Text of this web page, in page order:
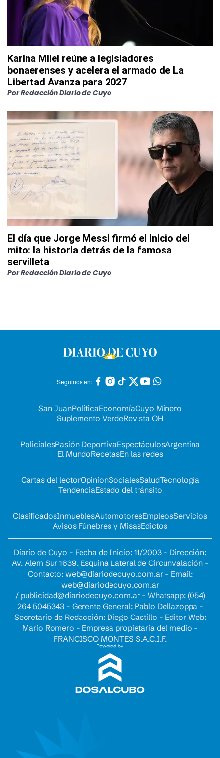
Karina Milei reúne a legisladores
bonaerenses y acelera el armado de La
Libertad Avanza para 2027
PorRedacción Diario de Cuyo
El día que Jorge Messi firmó el inicio del
mito: la historia detrás de la famosa
servilleta
PorRedacción Diario de Cuyo
Seguinos en:
San JuanPolíticaEconomíaCuyo Minero
Suplemento VerdeRevista OH
PolicialesPasión DeportivaEspectáculosArgentina
El MundoRecetasEn las redes
Cartas del lectorOpinionSocialesSaludTecnología
TendenciaEstado del tránsito
ClasificadosInmueblesAutomotoresEmpleosServicios
Avisos Fúnebres y MisasEdictos
Diario de Cuyo - Fecha de Inicio: 11/2003 - Dirección:
Av. Alem Sur 1639. Esquina Lateral de Circunvalación -
Contacto: web@diariodecuyo.com.ar- Email:
web@diariodecuyo.com.ar
/ publicidad@diariodecuyo.com.ar- Whatsapp: (054)
264 5045343 - Gerente General: Pablo Dellazoppa -
Secretario de Redacción: Diego Castillo - Editor Web:
Mario Romero - Empresa propietaria del medio -
FRANCISCO MONTES S.A.C.I.F.